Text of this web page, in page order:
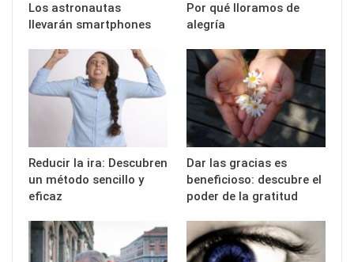
Los astronautas
llevarán smartphones
Por qué lloramos de
alegría
Reducir la ira: Descubren
un método sencillo y
eficaz
Dar las gracias es
beneficioso: descubre el
poder de la gratitud